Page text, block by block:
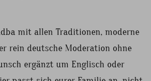
mit allen Traditionen, moderne
rein deutsche Moderation ohne
ergänzt um Englisch oder